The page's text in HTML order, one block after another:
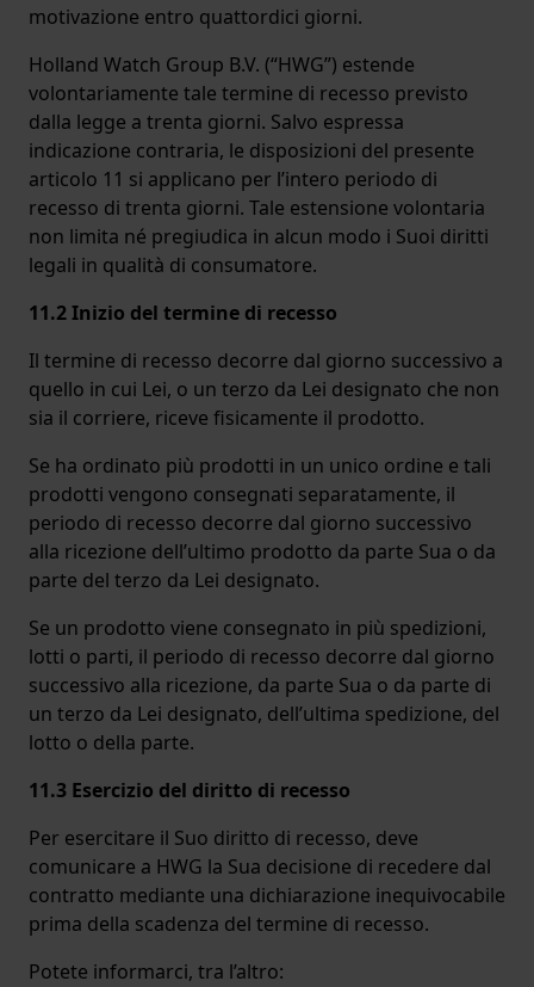
motivazione entro quattordici giorni.
Holland Watch Group B.V. (“HWG”) estende
volontariamente tale termine di recesso previsto
dalla legge a trenta giorni. Salvo espressa
indicazione contraria, le disposizioni del presente
articolo 11 si applicano per l’intero periodo di
recesso di trenta giorni. Tale estensione volontaria
non limita né pregiudica in alcun modo i Suoi diritti
legali in qualità di consumatore.
11.2 Inizio del termine di recesso
Il termine di recesso decorre dal giorno successivo a
quello in cui Lei, o un terzo da Lei designato che non
sia il corriere, riceve fisicamente il prodotto.
Se ha ordinato più prodotti in un unico ordine e tali
prodotti vengono consegnati separatamente, il
periodo di recesso decorre dal giorno successivo
alla ricezione dell’ultimo prodotto da parte Sua o da
parte del terzo da Lei designato.
Se un prodotto viene consegnato in più spedizioni,
lotti o parti, il periodo di recesso decorre dal giorno
successivo alla ricezione, da parte Sua o da parte di
un terzo da Lei designato, dell’ultima spedizione, del
lotto o della parte.
11.3 Esercizio del diritto di recesso
Per esercitare il Suo diritto di recesso, deve
comunicare a HWG la Sua decisione di recedere dal
contratto mediante una dichiarazione inequivocabile
prima della scadenza del termine di recesso.
Potete informarci, tra l’altro: